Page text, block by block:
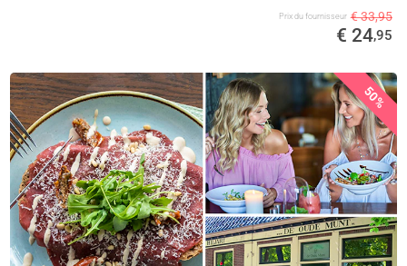
Prix ​​du fournisseur € 33,95
€ 24,95
50%